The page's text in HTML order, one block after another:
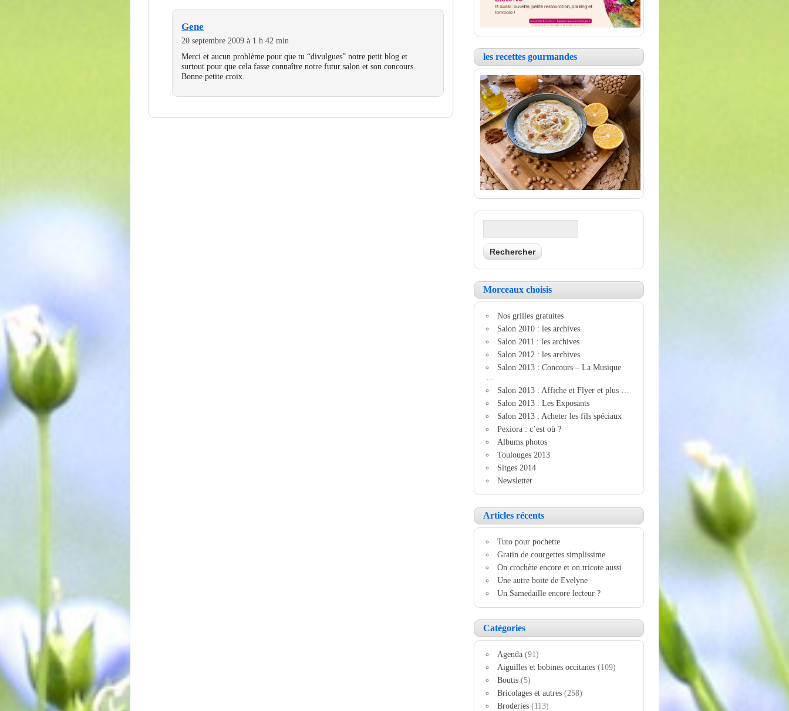
Gene
20 septembre 2009 à 1 h 42 min
Merci et aucun problème pour que tu “divulgues” notre petit blog et
surtout pour que cela fasse connaître notre futur salon et son concours.
Bonne petite croix.
les recettes gourmandes
Morceaux choisis
Nos grilles gratuites
Salon 2010 : les archives
Salon 2011 : les archives
Salon 2012 : les archives
Salon 2013 : Concours – La Musique
Salon 2013 : Affiche et Flyer et plus …
Salon 2013 : Les Exposants
Salon 2013 : Acheter les fils spéciaux
Pexiora : c’est où ?
Albums photos
Toulouges 2013
Sitges 2014
Newsletter
Articles récents
Tuto pour pochette
Gratin de courgettes simplissime
On crochète encore et on tricote aussi
Une autre boite de Evelyne
Un Samedaille encore lecteur ?
Catégories
Agenda (91)
Aiguilles et bobines occitanes (109)
Boutis (5)
Bricolages et autres (258)
Broderies (113)